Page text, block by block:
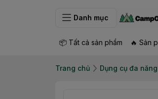
Danh mục
📦 Tất cả sản phẩm
Trang chủ Dụng cụ đa năng